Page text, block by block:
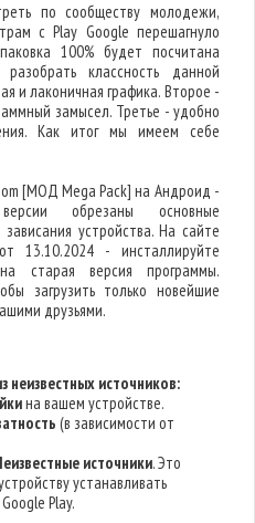
по сообществу молодежи,
с Play Google перешагнуло
100% будет посчитана
классность данной
и лаконичная графика. Второе -
замысел. Третье - удобно
Как итог мы имеем себе
[МОД Mega Pack] на Андроид -
обрезаны основные
устройства. На сайте
13.10.2024 - инсталлируйте
старая версия программы.
загрузить только новейшие
друзьями.
неизвестных источников:
на вашем устройстве.
(в зависимости от
источники. Это
устанавливать
Play.